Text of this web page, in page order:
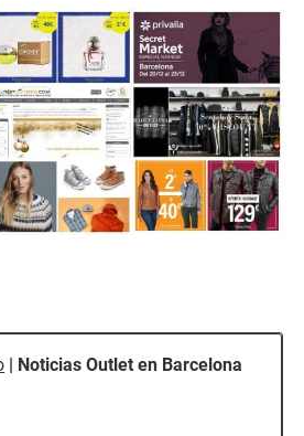
| Noticias Outlet en Barcelona